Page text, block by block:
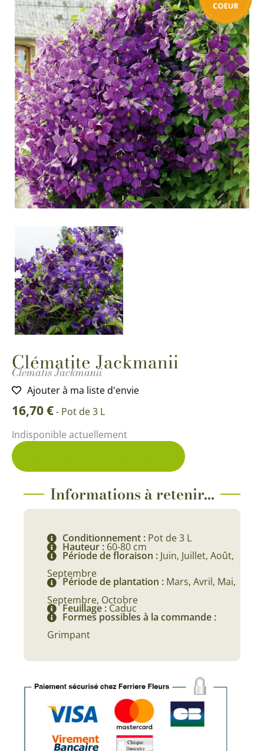
Clématite Jackmanii
Clematis Jackmanii
Ajouter à ma liste d'envie
16,70€- Pot de 3 L
Indisponible actuellement
Informations à retenir...
Conditionnement : Pot de 3 L
Hauteur : 60-80 cm
Période de floraison : Juin, Juillet, Août,
Septembre
Période de plantation : Mars, Avril, Mai,
Septembre, Octobre
Feuillage : Caduc
Formes possibles à la commande :
Grimpant